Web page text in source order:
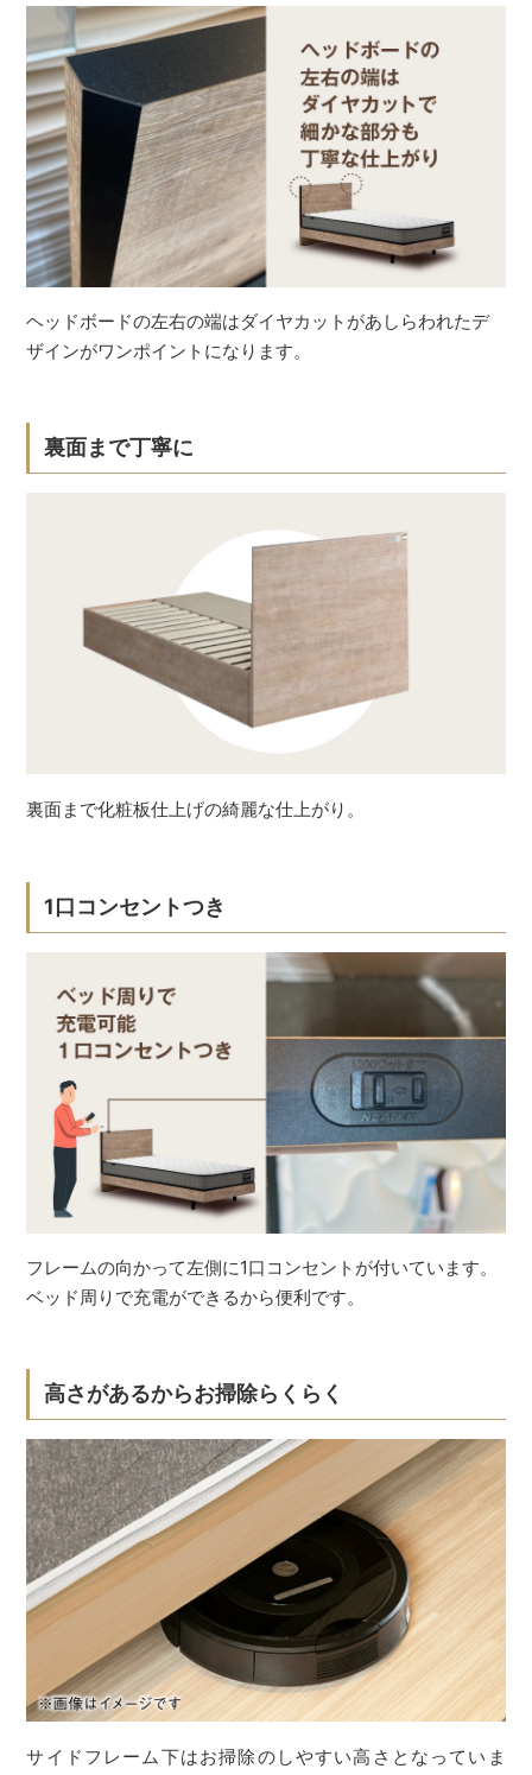
ヘッドボードの左右の端はダイヤカットがあしらわれたデ
ザインがワンポイントになります。
裏面まで丁寧に
裏面まで化粧板仕上げの綺麗な仕上がり。
1口コンセントつき
フレームの向かって左側に1口コンセントが付いています。
ベッド周りで充電ができるから便利です。
高さがあるからお掃除らくらく
サイドフレーム下はお掃除のしやすい高さとなっていま